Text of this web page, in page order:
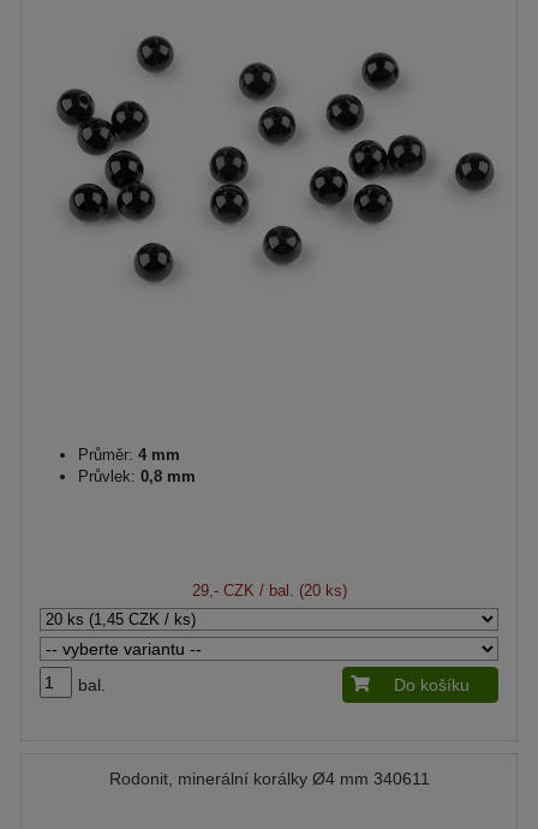
Průměr: 4 mm
Průvlek: 0,8 mm
29,- CZK / bal. (20 ks)
bal. Do košíku
Rodonit, minerální korálky Ø4 mm 340611